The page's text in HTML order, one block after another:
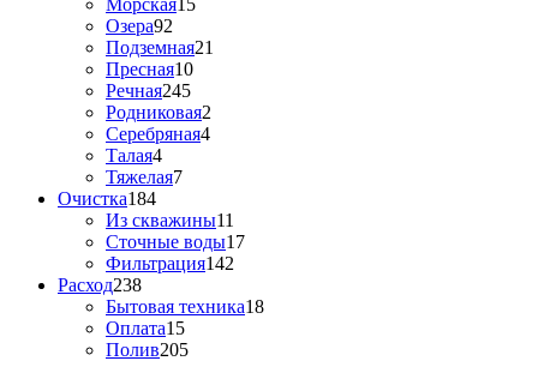
Морская15
Озера92
Подземная21
Пресная10
Речная245
Родниковая2
Серебряная4
Талая4
Тяжелая7
Очистка184
Из скважины11
Сточные воды17
Фильтрация142
Расход238
Бытовая техника18
Оплата15
Полив205